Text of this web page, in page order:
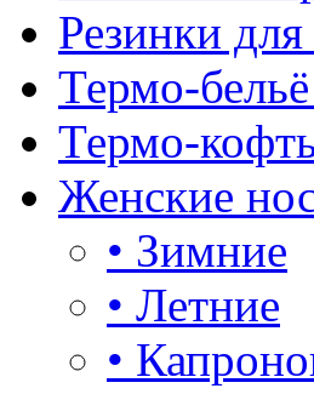
Резинки
Термо-
Термо-
Женские
• Зимние
• Летние
•